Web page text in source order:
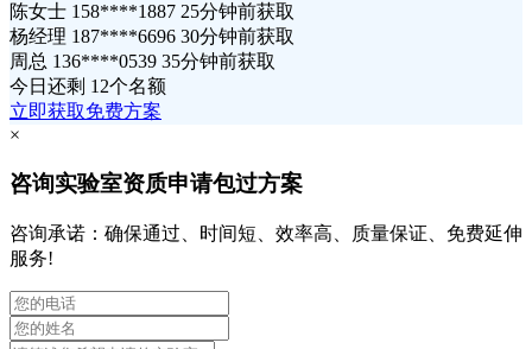
陈女士 158****1887 25分钟前获取
杨经理 187****6696 30分钟前获取
周总 136****0539 35分钟前获取
今日还剩 12个名额
立即获取免费方案
×
咨询实验室资质申请包过方案
咨询承诺：确保通过、时间短、效率高、质量保证、免费延伸
服务!